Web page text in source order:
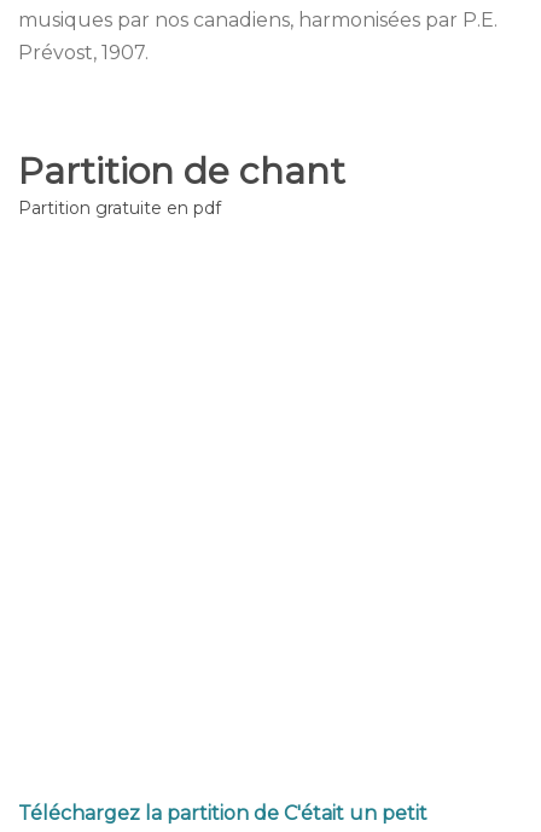
musiques par nos canadiens, harmonisées par P.E.
Prévost, 1907.
Partition de chant
Partition gratuite en pdf
Téléchargez la partition de C'était un petit